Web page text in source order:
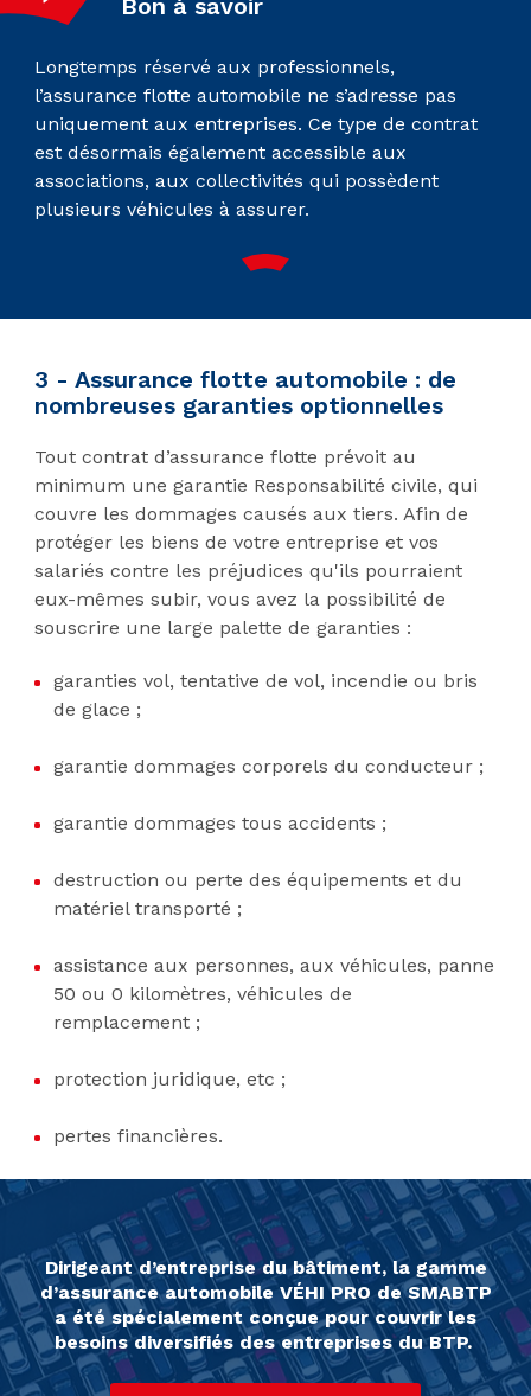
Bon à savoir
Longtemps réservé aux professionnels,
l’assurance flotte automobile ne s’adresse pas
uniquement aux entreprises. Ce type de contrat
est désormais également accessible aux
associations, aux collectivités qui possèdent
plusieurs véhicules à assurer.
3 - Assurance flotte automobile : de
nombreuses garanties optionnelles
Tout contrat d’assurance flotte prévoit au
minimum une garantie Responsabilité civile, qui
couvre les dommages causés aux tiers. Afin de
protéger les biens de votre entreprise et vos
salariés contre les préjudices qu'ils pourraient
eux-mêmes subir, vous avez la possibilité de
souscrire une large palette de garanties :
garanties vol, tentative de vol, incendie ou bris
de glace ;
garantie dommages corporels du conducteur ;
garantie dommages tous accidents ;
destruction ou perte des équipements et du
matériel transporté ;
assistance aux personnes, aux véhicules, panne
50 ou 0 kilomètres, véhicules de
remplacement ;
protection juridique, etc ;
pertes financières.
Dirigeant d’entreprise du bâtiment, la gamme
d’assurance automobile VÉHI PRO de SMABTP
a été spécialement conçue pour couvrir les
besoins diversifiés des entreprises du BTP.